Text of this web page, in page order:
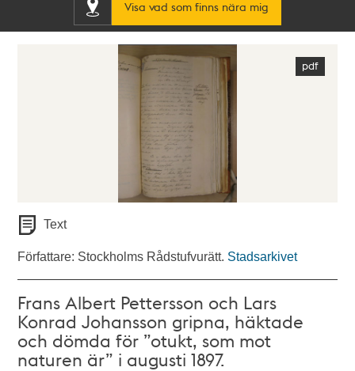
Visa vad som finns nära mig
Text
Författare: Stockholms Rådstufvurätt. Stadsarkivet
Frans Albert Pettersson och Lars
Konrad Johansson gripna, häktade
och dömda för ”otukt, som mot
naturen är” i augusti 1897.